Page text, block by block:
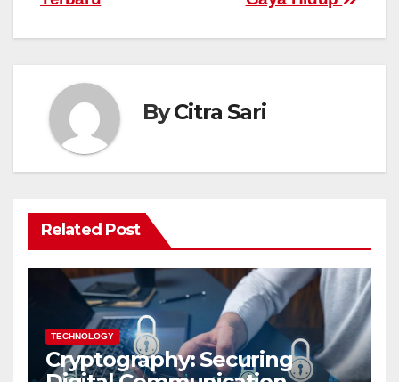
ByCitra Sari
Related Post
TECHNOLOGY
Cryptography: Securing